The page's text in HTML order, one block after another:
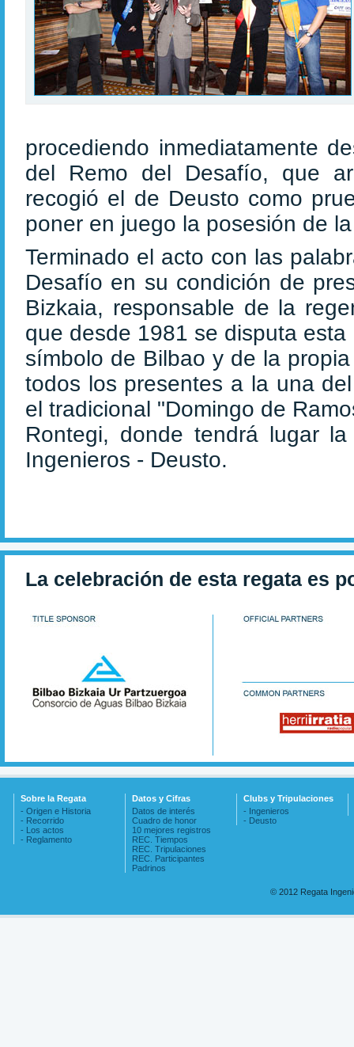
procediendo inmediatamente
del Remo del Desafío, que
recogió el de Deusto como
poner en juego la posesión de
Terminado el acto con las
Desafío en su condición de
Bizkaia, responsable de la
que desde 1981 se disputa
símbolo de Bilbao y de la
todos los presentes a la una
el tradicional "Domingo de
Rontegi, donde tendrá lugar
Ingenieros - Deusto.
La celebración de esta regata es
Sobre la Regata
- Origen e Historia
- Recorrido
- Los actos
- Reglamento
Datos y Cifras
Datos de interés
Cuadro de honor
10 mejores registros
REC. Tiempos
REC. Tripulaciones
REC. Participantes
Padrinos
Clubs y Tripulaciones
- Ingenieros
- Deusto
© 2012 Regata